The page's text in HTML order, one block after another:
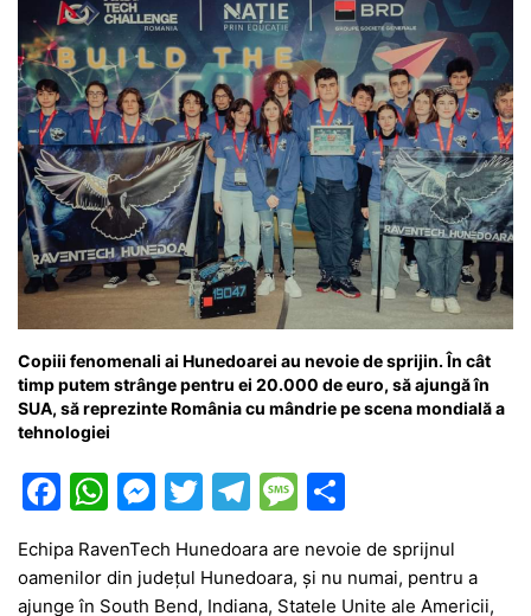
k
er
Copiii fenomenali ai Hunedoarei au nevoie de sprijin. În cât
timp putem strânge pentru ei 20.000 de euro, să ajungă în
SUA, să reprezinte România cu mândrie pe scena mondială a
tehnologiei
F
c
e
W
at
s
M
s
s
T
itt
er
T
e
gr
M
s
s
ar
ta
je
Echipa RavenTech Hunedoara are nevoie de sprijnul
oamenilor din județul Hunedoara, și nu numai, pentru a
ajunge în South Bend, Indiana, Statele Unite ale Americii,